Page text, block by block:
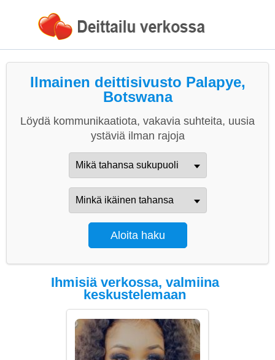
Ilmainen deittisivusto Palapye,
Botswana
Löydä kommunikaatiota, vakavia suhteita, uusia
ystäviä ilman rajoja
Ihmisiä verkossa, valmiina
keskustelemaan